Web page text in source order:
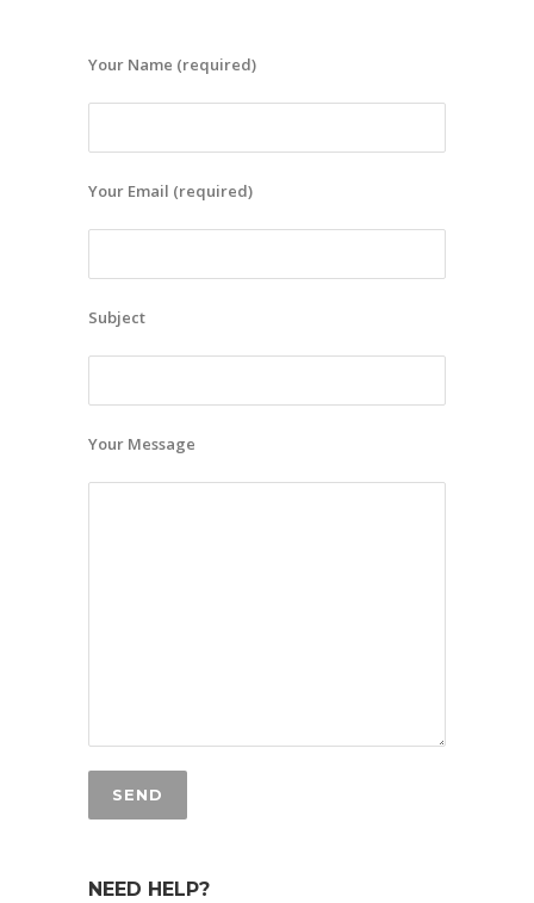
Your Name (required)
Your Email (required)
Subject
Your Message
NEED HELP?